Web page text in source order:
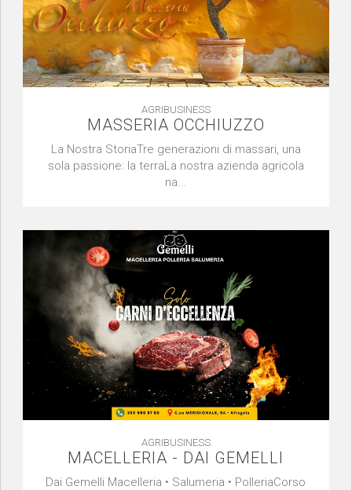
AGRIBUSINESS
MASSERIA OCCHIUZZO
La Nostra StoriaTre generazioni di massari, una
sola passione: la terraLa nostra azienda agricola
na...
AGRIBUSINESS
MACELLERIA - DAI GEMELLI
Dai Gemelli Macelleria • Salumeria • PolleriaCorso